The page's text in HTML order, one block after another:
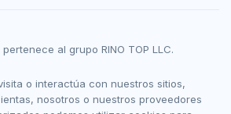
al grupo RINO TOP LLC.
o interactúa con nuestros sitios,
nosotros o nuestros proveedores